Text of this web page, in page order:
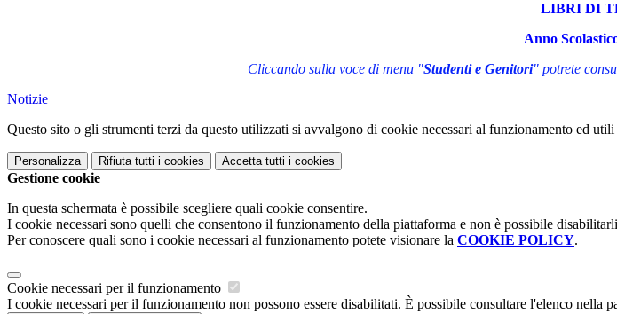
LIBRI DI
Anno
Cliccando sulla voce di menu "Studenti e Genitori" potrete
Notizie
Questo sito o gli strumenti terzi da questo utilizzati si avvalgono di cookie necessari al funzionamento ed
Personalizza Rifiuta tutti i cookies Accetta tutti i cookies
Gestione cookie
In questa schermata è possibile scegliere quali cookie consentire.
I cookie necessari sono quelli che consentono il funzionamento della piattaforma e non è possibile
Per conoscere quali sono i cookie necessari al funzionamento potete visionare la COOKIE POLICY.
Cookie necessari per il funzionamento
I cookie necessari per il funzionamento non possono essere disabilitati. È possibile consultare l'elenco nella